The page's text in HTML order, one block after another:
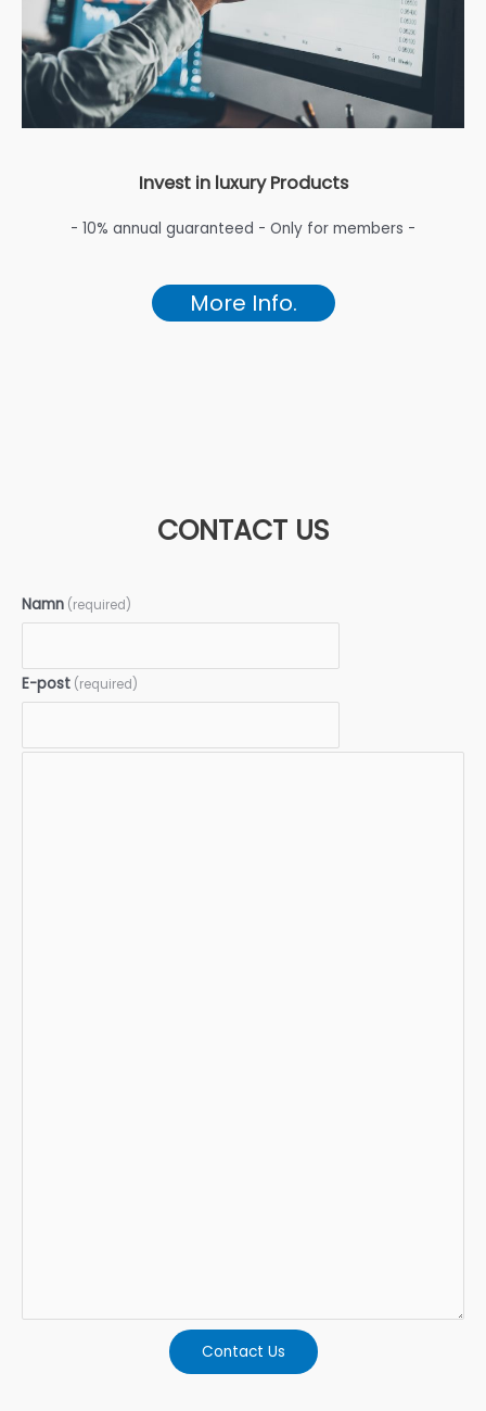
Invest in luxury Products
- 10% annual guaranteed - Only for members -
More Info.
CONTACT US
Namn (required)
E-post (required)
Contact Us